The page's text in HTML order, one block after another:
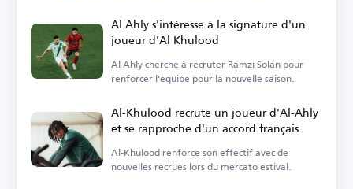
Al Ahly s'intéresse à la signature d'un
joueur d'Al Khulood
Al Ahly cherche à recruter Ramzi Solan pour
renforcer l'équipe pour la nouvelle saison.
Al-Khulood recrute un joueur d'Al-Ahly
et se rapproche d'un accord français
Al-Khulood renforce son effectif avec de
nouvelles recrues lors du mercato estival.